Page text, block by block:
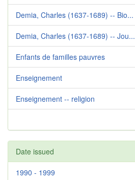
Demia, Charles (1637-1689) -- Bio...
Demia, Charles (1637-1689) -- Jou...
Enfants de familles pauvres
Enseignement
Enseignement -- religion
Date issued
1990 - 1999